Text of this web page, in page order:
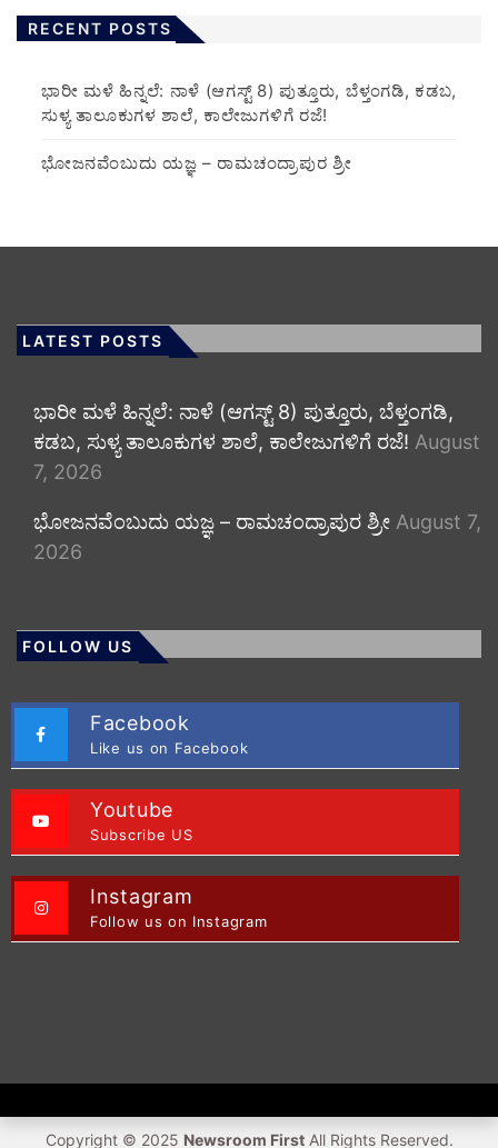
RECENT POSTS
​ಭಾರೀ ಮಳೆ ಹಿನ್ನಲೆ: ನಾಳೆ (ಆಗಸ್ಟ್ 8) ಪುತ್ತೂರು, ಬೆಳ್ತಂಗಡಿ, ಕಡಬ,
ಸುಳ್ಯ ತಾಲೂಕುಗಳ ಶಾಲೆ, ಕಾಲೇಜುಗಳಿಗೆ ರಜೆ!
ಭೋಜನವೆಂಬುದು ಯಜ್ಞ – ರಾಮಚಂದ್ರಾಪುರ ಶ್ರೀ
LATEST POSTS
​ಭಾರೀ ಮಳೆ ಹಿನ್ನಲೆ: ನಾಳೆ (ಆಗಸ್ಟ್ 8) ಪುತ್ತೂರು, ಬೆಳ್ತಂಗಡಿ,
ಕಡಬ, ಸುಳ್ಯ ತಾಲೂಕುಗಳ ಶಾಲೆ, ಕಾಲೇಜುಗಳಿಗೆ ರಜೆ! August
7, 2026
ಭೋಜನವೆಂಬುದು ಯಜ್ಞ – ರಾಮಚಂದ್ರಾಪುರ ಶ್ರೀ August 7,
2026
FOLLOW US
Facebook
Like us on Facebook
Youtube
Subscribe US
Instagram
Follow us on Instagram
Copyright © 2025 Newsroom FirstAll Rights Reserved.